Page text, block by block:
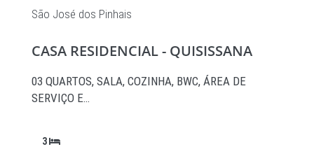
São José dos Pinhais
CASA RESIDENCIAL - QUISISSANA
03 QUARTOS, SALA, COZINHA, BWC, ÁREA DE
SERVIÇO E…
3